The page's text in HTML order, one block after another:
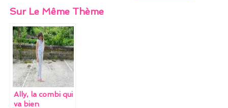
ce
b
o
o
k
itt
er
er
Sur Le Même Thème
Ally, la combi qui
va bien